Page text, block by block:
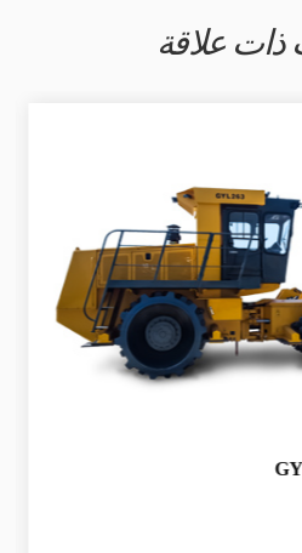
ذات علاقة